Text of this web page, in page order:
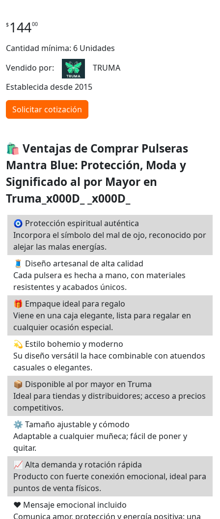
$ 14400
Cantidad mínima: 6 Unidades
Vendido por:
TRUMA
Establecida desde 2015
Solicitar cotización
🛍️ Ventajas de Comprar Pulseras
Mantra Blue: Protección, Moda y
Significado al por Mayor en
Truma_x000D_ _x000D_
🧿 Protección espiritual auténtica
Incorpora el símbolo del mal de ojo, reconocido por
alejar las malas energías.
🧵 Diseño artesanal de alta calidad
Cada pulsera es hecha a mano, con materiales
resistentes y acabados únicos.
🎁 Empaque ideal para regalo
Viene en una caja elegante, lista para regalar en
cualquier ocasión especial.
💫 Estilo bohemio y moderno
Su diseño versátil la hace combinable con atuendos
casuales o elegantes.
📦 Disponible al por mayor en Truma
Ideal para tiendas y distribuidores; acceso a precios
competitivos.
⚙️ Tamaño ajustable y cómodo
Adaptable a cualquier muñeca; fácil de poner y
quitar.
📈 Alta demanda y rotación rápida
Producto con fuerte conexión emocional, ideal para
puntos de venta físicos.
❤️ Mensaje emocional incluido
Comunica amor, protección y energía positiva: una